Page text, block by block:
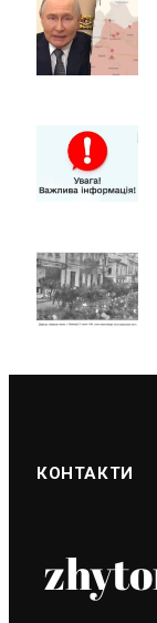
КОНТАКТИ